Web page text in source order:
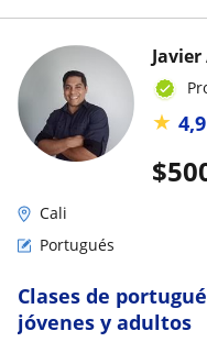
$
★ 4,9
Cali
Portugués
Clases de
jóvenes y adultos